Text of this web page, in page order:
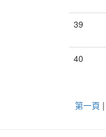
39
40
第一頁